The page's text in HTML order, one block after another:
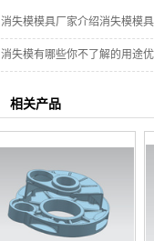
消失模模具厂家介绍消失模模
消失模有哪些你不了解的用途
相关产品